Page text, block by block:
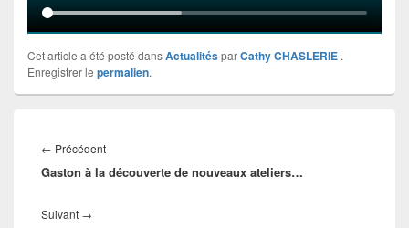
Cet article a été posté dansActualitésparCathy CHASLERIE .
Enregistrer le permalien.
de
l’article
← PrécédentArticle
précédent :
Gaston à la découverte de nouveaux ateliers…
Suivant →